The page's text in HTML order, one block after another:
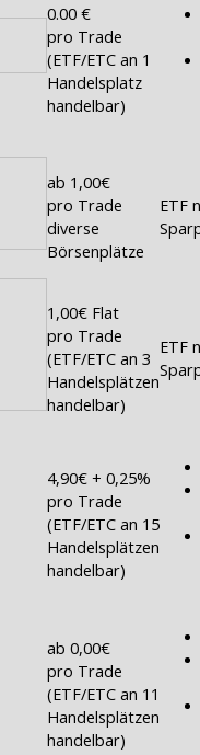
0.00 €
pro Trade
(ETF/ETC an 1
Handelsplatz
handelbar)
ab 1,00€
pro Trade
diverse
Börsenplätze
ETF
1,00€ Flat
pro Trade
(ETF/ETC an 3
Handelsplätzen
handelbar)
ETF
4,90€ + 0,25%
pro Trade
(ETF/ETC an 15
Handelsplätzen
handelbar)
ab 0,00€
pro Trade
(ETF/ETC an 11
Handelsplätzen
handelbar)